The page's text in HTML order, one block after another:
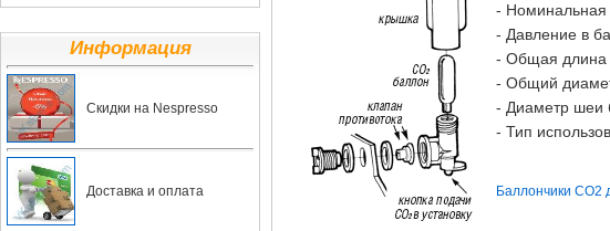
Информация
Скидки на Nespresso
Доставка и оплата
- Номинальная
- Давление в
- Общая
- Общий
- Диаметр шеи
- Тип
Баллончики CO2